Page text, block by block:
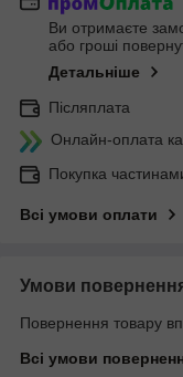
Ви отримаєте
або гроші
Детальніше
Післяплата
Онлайн-оплата
Покупка
Всі умови оплати
Умови
Повернення товару
Всі умови